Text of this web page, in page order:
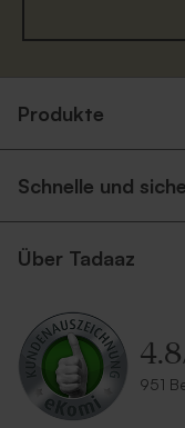
Eukalyptus Umschlag
spitzer Klappe
Terrakotta Umschlag
Produkte
Schnelle und
Über Tadaaz
4.8
951